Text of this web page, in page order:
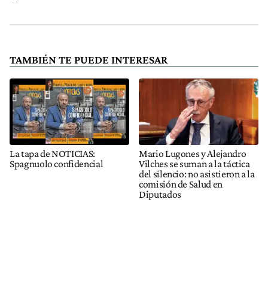
TAMBIÉN TE PUEDE INTERESAR
La tapa de NOTICIAS:
Spagnuolo confidencial
Mario Lugones y Alejandro
Vilches se suman a la táctica
del silencio: no asistieron a la
comisión de Salud en
Diputados